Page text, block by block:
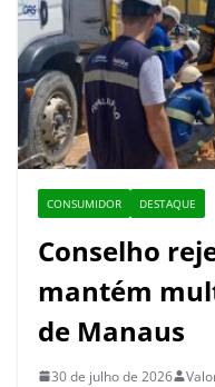
CONSUMIDOR DESTAQUE
Conselho
mantém
de Manaus
30 de julho de 2026